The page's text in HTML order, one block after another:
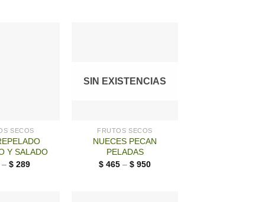
SECOS
Y SALADO
– $ 289
SIN EXISTENCIAS
FRUTOS SECOS
NUECES PECAN
PELADAS
$ 465 – $ 950